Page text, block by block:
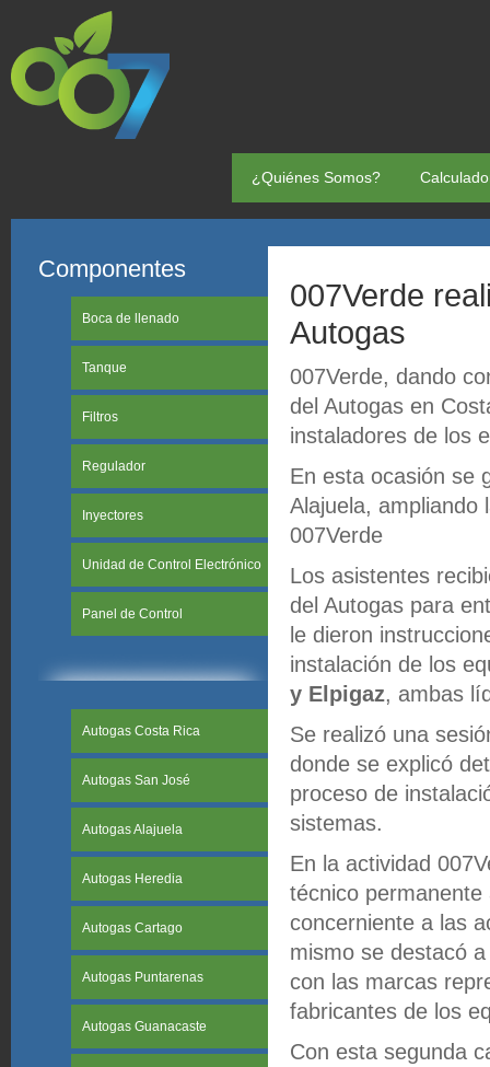
¿Quiénes Somos?
Componentes
Boca de llenado
Tanque
Filtros
Regulador
Inyectores
Unidad de Control Electrónico
Panel de Control
Autogas Costa Rica
Autogas San José
Autogas Alajuela
Autogas Heredia
Autogas Cartago
Autogas Puntarenas
Autogas Guanacaste
007Verde
Autogas
007Verde, dando
del Autogas en
instaladores de los
En esta ocasión se
Alajuela, ampliando
007Verde
Los asistentes
del Autogas para
le dieron
instalación de los
y Elpigaz, ambas
Se realizó una
donde se explicó
proceso de
sistemas.
En la actividad
técnico
concerniente a las
mismo se destacó
con las marcas
fabricantes de los
Con esta segunda